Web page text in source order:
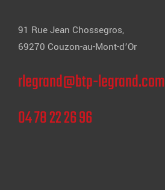
91 Rue Jean Chossegros,
69270 Couzon-au-Mont-d’Or
rlegrand@btp-legrand.com
04 78 22 26 96